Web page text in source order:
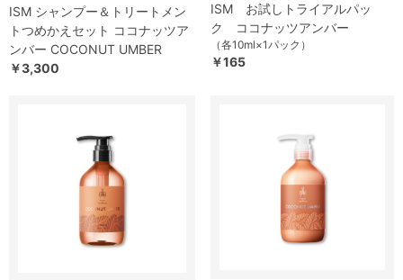
ISM シャンプー＆トリートメン
トつめかえセット ココナッツア
ンバー COCONUT UMBER
￥3,300
ISM お試しトライアルパッ
ク ココナッツアンバー
（各10ml×1パック）
￥165